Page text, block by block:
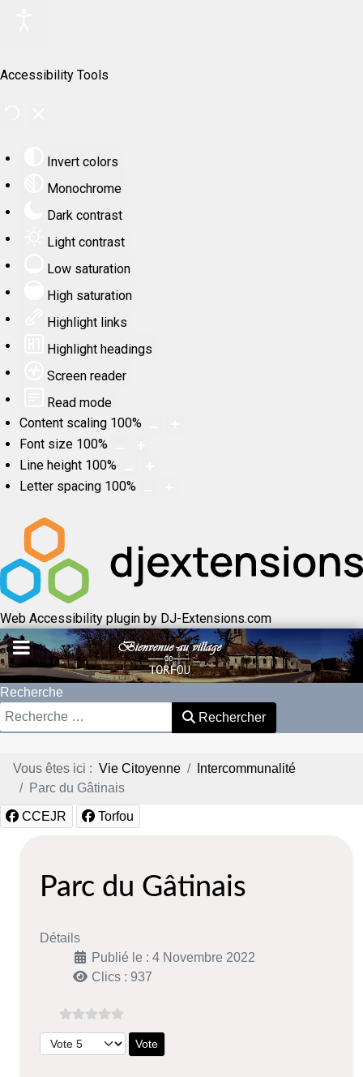
Accessibility Tools
Invert colors
Monochrome
Dark contrast
Light contrast
Low saturation
High saturation
Highlight links
Highlight headings
Screen reader
Read mode
Content scaling 100%
Font size 100%
Line height 100%
Letter spacing 100%
Web Accessibility plugin by DJ-Extensions.com
Recherche
Rechercher
Vous êtes ici : Vie Citoyenne
Intercommunalité
Parc du Gâtinais
CCEJR Torfou
Parc du Gâtinais
Détails
Publié le : 4 Novembre 2022
Clics : 937
Veuillez voter